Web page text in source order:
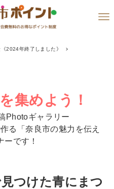
2024年終了しました》
集めよう！
Photoギャラリー
る「奈良市の魅力を伝え
ーです！
つけた青にまつ